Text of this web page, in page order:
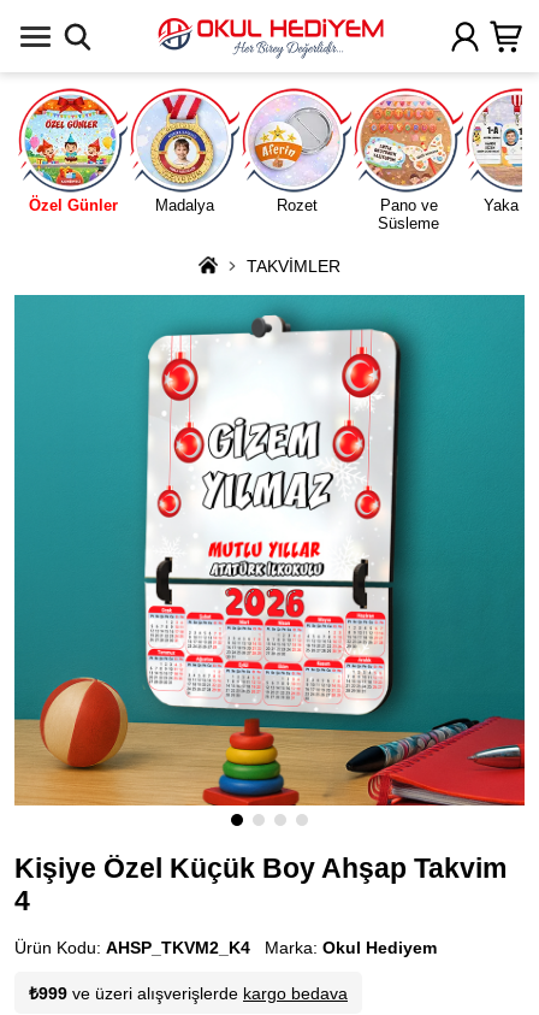
Özel Günler Madalya Rozet
Pano ve
Süsleme
Yaka
TAKVİMLER
Kişiye Özel Küçük Boy Ahşap Takvim
4
Ürün Kodu: AHSP_TKVM2_K4 Marka: Okul Hediyem
₺999 ve üzeri alışverişlerde kargo bedava
Uygulamada Aç